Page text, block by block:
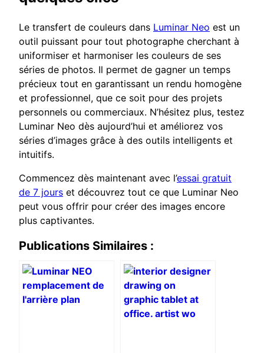
Le transfert de couleurs dans Luminar Neo est un
outil puissant pour tout photographe cherchant à
uniformiser et harmoniser les couleurs de ses
séries de photos. Il permet de gagner un temps
précieux tout en garantissant un rendu homogène
et professionnel, que ce soit pour des projets
personnels ou commerciaux. N’hésitez plus, testez
Luminar Neo dès aujourd’hui et améliorez vos
séries d’images grâce à des outils intelligents et
intuitifs.
Commencez dès maintenant avec l’essai gratuit
de 7 jours et découvrez tout ce que Luminar Neo
peut vous offrir pour créer des images encore
plus captivantes.
Publications Similaires :